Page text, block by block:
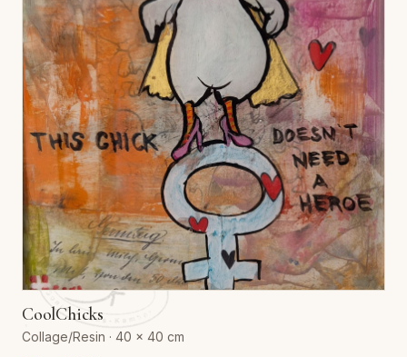
CoolChicks
Collage/Resin · 40 × 40 cm